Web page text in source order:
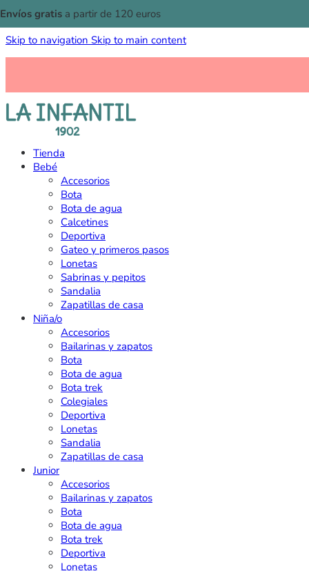
Skip to navigation Skip to main content
Envíos gratis a partir de 120 euros
Tienda
Bebé
Accesorios
Bota
Bota de agua
Calcetines
Deportiva
Gateo y primeros pasos
Lonetas
Sabrinas y pepitos
Sandalia
Zapatillas de casa
Niña/o
Accesorios
Bailarinas y zapatos
Bota
Bota de agua
Bota trek
Colegiales
Deportiva
Lonetas
Sandalia
Zapatillas de casa
Junior
Accesorios
Bailarinas y zapatos
Bota
Bota de agua
Bota trek
Deportiva
Lonetas